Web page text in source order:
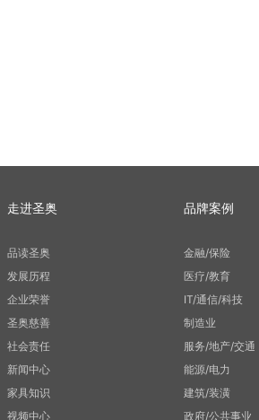
走进圣奥
品读圣奥
发展历程
企业荣誉
圣奥慈善
社会责任
新闻中心
家具知识
视频中心
品牌案例
金融/保险
医疗/教育
IT/通信/科技
制造业
服务/地产/交通
能源/电力
建筑/装潢
政府/公共事业